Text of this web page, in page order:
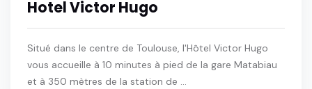
Hotel Victor Hugo
Situé dans le centre de Toulouse, l'Hôtel Victor Hugo
vous accueille à 10 minutes à pied de la gare Matabiau
et à 350 mètres de la station de ...